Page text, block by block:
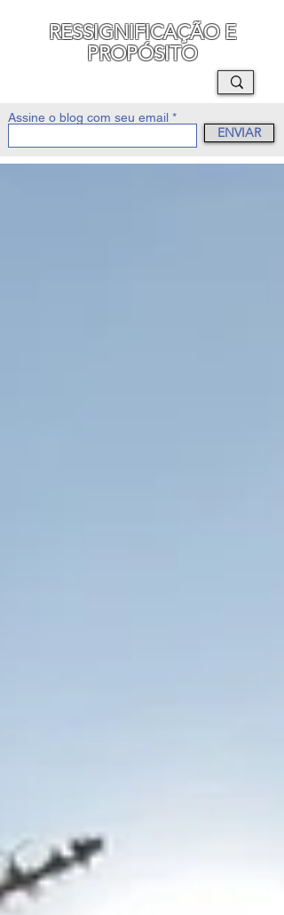
RESSIGNIFICAÇÃO E
PROPÓSITO
Assine o blog com seu email
ENVIAR